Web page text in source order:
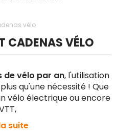
vélo
CADENAS VÉLO
de vélo par an, l'utilisation
qu'une nécessité ! Que
vélo électrique ou encore
suite